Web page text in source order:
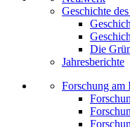
Geschichte
Die
Jahresberichte
Forschung am